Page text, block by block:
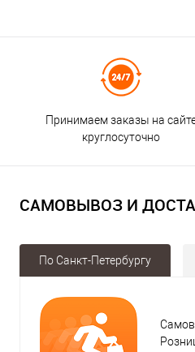
Принимаем заказы на
круглосуточно
САМОВЫВОЗ И
По Санкт-Петербургу